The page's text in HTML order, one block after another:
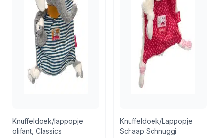
Knuffeldoek/lappopje
olifant, Classics
Knuffeldoek/Lappopje
Schaap Schnuggi